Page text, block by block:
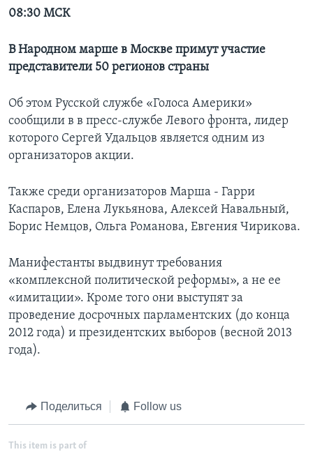
08:30 МСК
В Народном марше в Москве примут участие
представители 50 регионов страны
Об этом Русской службе «Голоса Америки»
сообщили в в пресс-службе Левого фронта, лидер
которого Сергей Удальцов является одним из
организаторов акции.
Также среди организаторов Марша - Гарри
Каспаров, Елена Лукьянова, Алексей Навальный,
Борис Немцов, Ольга Романова, Евгения Чирикова.
Манифестанты выдвинут требования
«комплексной политической реформы», а не ее
«имитации». Кроме того они выступят за
проведение досрочных парламентских (до конца
2012 года) и президентских выборов (весной 2013
года).
Поделиться Follow us
This item is part of